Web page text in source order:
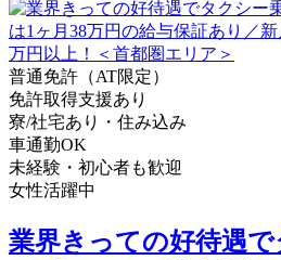
普通免許（AT限定）
免許取得支援あり
寮/社宅あり・住み込み
車通勤OK
未経験・初心者も歓迎
女性活躍中
業界きっての好待遇